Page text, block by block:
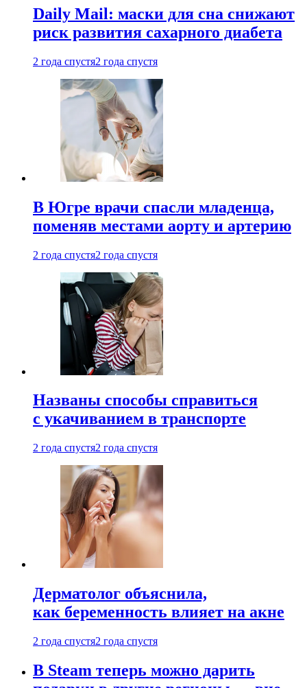
Daily Mail: маски для сна снижают
риск развития сахарного диабета
2 года спустя2 года спустя
В Югре врачи спасли младенца,
поменяв местами аорту и артерию
2 года спустя2 года спустя
Названы способы справиться
с укачиванием в транспорте
2 года спустя2 года спустя
Дерматолог объяснила,
как беременность влияет на акне
2 года спустя2 года спустя
В Steam теперь можно дарить